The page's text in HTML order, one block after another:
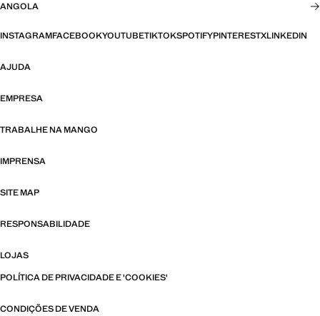
ANGOLA
INSTAGRAMFACEBOOKYOUTUBETIKTOKSPOTIFYPINTERESTXLINKEDIN
AJUDA
EMPRESA
TRABALHE NA MANGO
IMPRENSA
SITE MAP
RESPONSABILIDADE
LOJAS
POLÍTICA DE PRIVACIDADE E 'COOKIES'
CONDIÇÕES DE VENDA